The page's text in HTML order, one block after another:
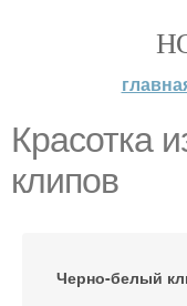
Красотка
клипов
Черно-белый